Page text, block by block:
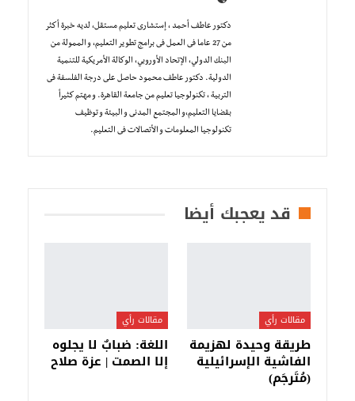
دكتور عاطف أحمد ، إستشارى تعليم مستقل، لديه خبرة أكثر
من 27 عاما فى العمل فى برامج تطوير التعليم، و الممولة من
البنك الدولي، الإتحاد الأوروبي، الوكالة الأمريكية للتنمية
الدولية. دكتور عاطف محمود حاصل على درجة الفلسفة فى
التربية ، تكنولوجيا تعليم من جامعة القاهرة. و مهتم كثيرأ
بقضايا التعليم،و المجتمع المدنى و البيئة و توظيف
تكنولوجيا المعلومات و الأتصالات فى التعليم.
قد يعجبك أيضا
مقالات رأي
طريقة وحيدة لهزيمة
الفاشية الإسرائيلية
(مُتَرجَم)
مقالات رأي
اللغة: ضبابٌ لا يجلوه
إلا الصمت | عزة صلاح